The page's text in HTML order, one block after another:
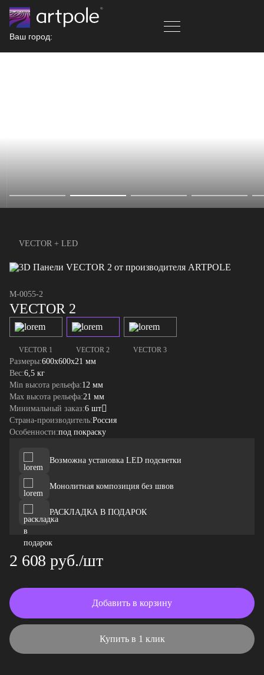
Ваш город:
VECTOR + LED
M-0055-2
VECTOR 2
VECTOR 1 VECTOR 2 VECTOR 3
Размеры:600x600x21 мм
Вес:6,5 кг
Min высота рельефа:12 мм
Max высота рельефа:21 мм
Минимальный заказ:6 шт
Страна-производитель:Россия
Особенности:под покраску
Возможна установка LED подсветки
Монолитная композиция без швов
РАСКЛАДКА В ПОДАРОК
2 608 руб./шт
Добавить в корзину
Купить в 1 клик